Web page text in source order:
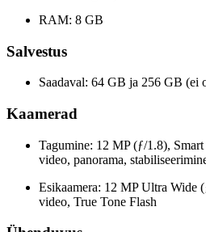
RAM: 8 GB
Salvestus
Saadaval: 64 GB ja 256 GB (ei
Kaamerad
Tagumine: 12 MP (ƒ/1.8),
video, panorama,
Esikaamera: 12 MP Ultra Wide
video, True Tone Flash